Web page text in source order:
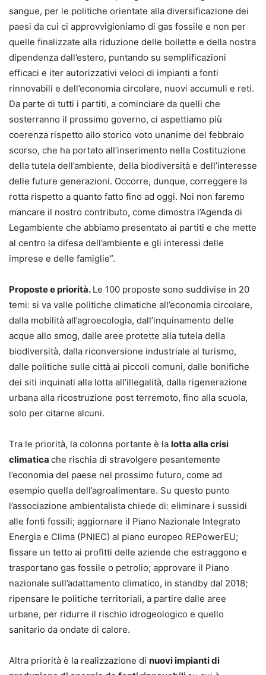
sangue, per le politiche orientate alla diversificazione dei
paesi da cui ci approvvigioniamo di gas fossile e non per
quelle finalizzate alla riduzione delle bollette e della nostra
dipendenza dall’estero, puntando su semplificazioni
efficaci e iter autorizzativi veloci di impianti a fonti
rinnovabili e dell’economia circolare, nuovi accumuli e reti.
Da parte di tutti i partiti, a cominciare da quelli che
sosterranno il prossimo governo, ci aspettiamo più
coerenza rispetto allo storico voto unanime del febbraio
scorso, che ha portato all’inserimento nella Costituzione
della tutela dell’ambiente, della biodiversità e dell’interesse
delle future generazioni. Occorre, dunque, correggere la
rotta rispetto a quanto fatto fino ad oggi. Noi non faremo
mancare il nostro contributo, come dimostra l’Agenda di
Legambiente che abbiamo presentato ai partiti e che mette
al centro la difesa dell’ambiente e gli interessi delle
imprese e delle famiglie”.
Proposte e priorità. Le 100 proposte sono suddivise in 20
temi: si va valle politiche climatiche all’economia circolare,
dalla mobilità all’agroecologia, dall’inquinamento delle
acque allo smog, dalle aree protette alla tutela della
biodiversità, dalla riconversione industriale al turismo,
dalle politiche sulle città ai piccoli comuni, dalle bonifiche
dei siti inquinati alla lotta all’illegalità, dalla rigenerazione
urbana alla ricostruzione post terremoto, fino alla scuola,
solo per citarne alcuni.
Tra le priorità, la colonna portante è la lotta alla crisi
climatica che rischia di stravolgere pesantemente
l’economia del paese nel prossimo futuro, come ad
esempio quella dell’agroalimentare. Su questo punto
l’associazione ambientalista chiede di: eliminare i sussidi
alle fonti fossili; aggiornare il Piano Nazionale Integrato
Energia e Clima (PNIEC) al piano europeo REPowerEU;
fissare un tetto ai profitti delle aziende che estraggono e
trasportano gas fossile o petrolio; approvare il Piano
nazionale sull’adattamento climatico, in standby dal 2018;
ripensare le politiche territoriali, a partire dalle aree
urbane, per ridurre il rischio idrogeologico e quello
sanitario da ondate di calore.
Altra priorità è la realizzazione di nuoviimpianti di